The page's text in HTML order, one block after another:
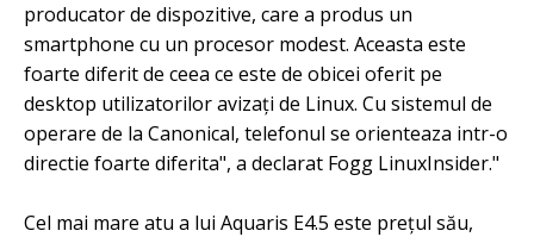
producator de dispozitive, care a produs un
smartphone cu un procesor modest. Aceasta este
foarte diferit de ceea ce este de obicei oferit pe
desktop utilizatorilor avizați de Linux. Cu sistemul de
operare de la Canonical, telefonul se orienteaza intr-o
directie foarte diferita", a declarat Fogg LinuxInsider."
Cel mai mare atu a lui Aquaris E4.5 este prețul său,